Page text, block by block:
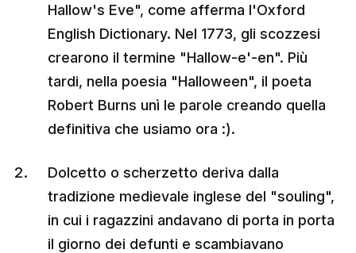
Hallow's Eve", come afferma l'Oxford
English Dictionary. Nel 1773, gli scozzesi
crearono il termine "Hallow-e'-en". Più
tardi, nella poesia "Halloween", il poeta
Robert Burns unì le parole creando quella
definitiva che usiamo ora :).
Dolcetto o scherzetto deriva dalla
tradizione medievale inglese del "souling",
in cui i ragazzini andavano di porta in porta
il giorno dei defunti e scambiavano